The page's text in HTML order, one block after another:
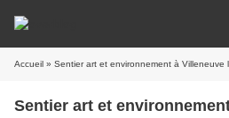
Accueil » Sentier art et environnement à Villeneuve
Sentier art et